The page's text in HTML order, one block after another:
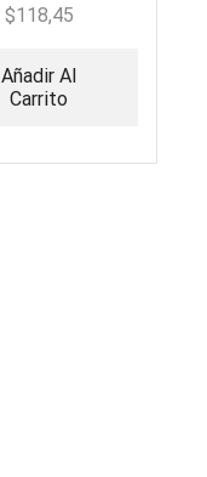
$118,45
Añadir Al
Carrito